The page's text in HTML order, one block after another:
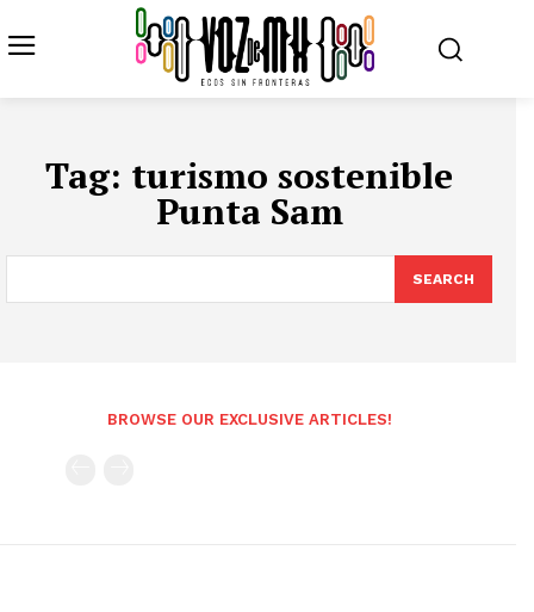
Tag: turismo sostenible
Punta Sam
SEARCH
BROWSE OUR EXCLUSIVE ARTICLES!